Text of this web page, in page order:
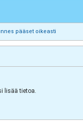
pääset oikeasti
lisää tietoa.